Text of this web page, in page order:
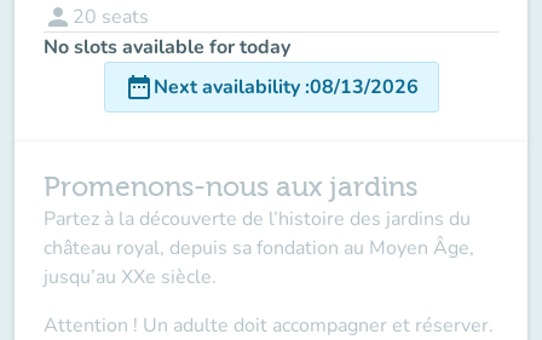
person 20 seats
No slots available for today
date_rangeNext availability:08/13/2026
Promenons-nous aux jardins
Partez à la découverte de l’histoire des jardins du
château royal, depuis sa fondation au Moyen Âge,
jusqu’au XXe siècle.
Attention ! Un adulte doit accompagner et réserver.